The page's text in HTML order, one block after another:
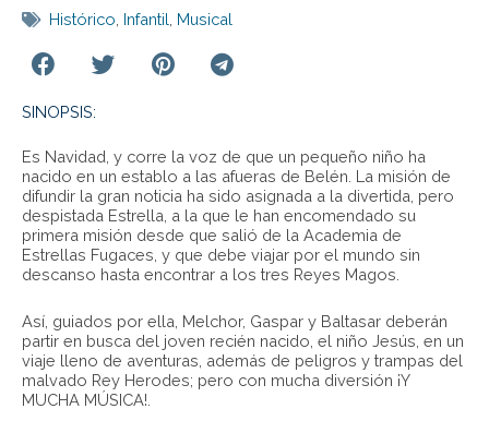
Histórico Infantil Musical
SINOPSIS:
Es Navidad, y corre la voz de que un pequeño niño ha
nacido en un establo a las afueras de Belén. La misión de
difundir la gran noticia ha sido asignada a la divertida, pero
despistada Estrella, a la que le han encomendado su
primera misión desde que salió de la Academia de
Estrellas Fugaces, y que debe viajar por el mundo sin
descanso hasta encontrar a los tres Reyes Magos.
Así, guiados por ella, Melchor, Gaspar y Baltasar deberán
partir en busca del joven recién nacido, el niño Jesús, en un
viaje lleno de aventuras, además de peligros y trampas del
malvado Rey Herodes; pero con mucha diversión ¡Y
MUCHA MÚSICA!.